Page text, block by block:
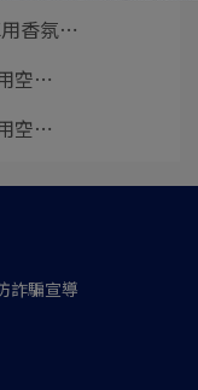
用香氛⋯
空⋯
空⋯
詐騙宣導